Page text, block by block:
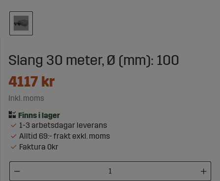
Slang 30 meter, Ø (mm): 100
4117 kr
Inkl. moms
1-3 arbetsdagar leverans
Alltid 69:- frakt exkl. moms
Faktura 0kr